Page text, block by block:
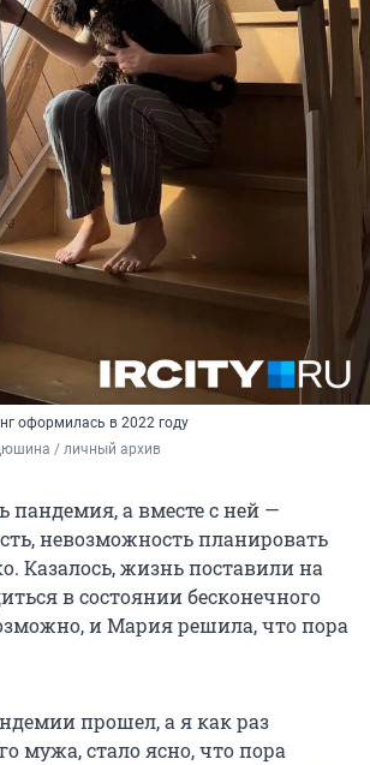
оформилась в 2022 году
/ личный архив
пандемия, а вместе с ней —
невозможность планировать
Казалось, жизнь поставили на
в состоянии бесконечного
и Мария решила, что пора
прошел, а я как раз
мужа, стало ясно, что пора